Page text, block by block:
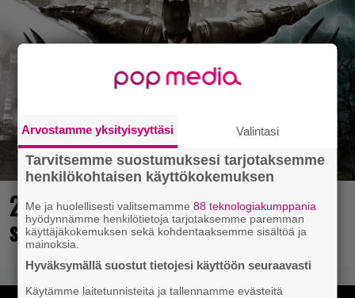
25 kaikkien aikojen parasta
supersankaripeliä listattu
Arvostamme yksityisyyttäsi Valintasi
Tarvitsemme suostumuksesi tarjotaksemme
henkilökohtaisen käyttökokemuksen
Me ja huolellisesti valitsemamme88 teknologiakumppania
hyödynnämme henkilötietoja tarjotaksemme paremman
käyttäjäkokemuksen sekä kohdentaaksemme sisältöä ja
mainoksia.
Hyväksymällä suostut tietojesi käyttöön seuraavasti
Käytämme laitetunnisteita ja tallennamme evästeitä